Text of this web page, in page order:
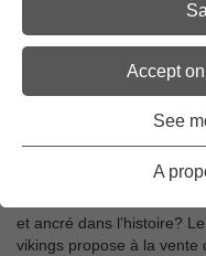
Accept
See
A
Bateaux à vendre
et ancré dans l’histoire?
vikings propose à la vente